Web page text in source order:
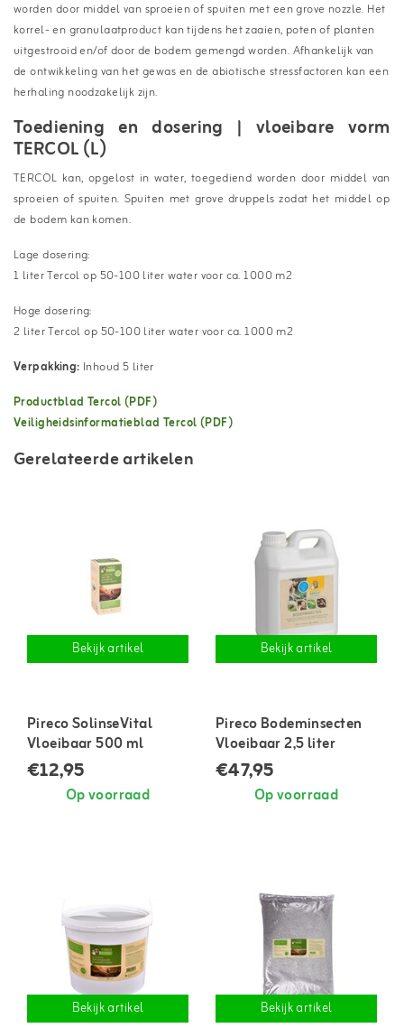
worden door middel van sproeien of spuiten met een grove nozzle. Het
korrel- en granulaatproduct kan tijdens het zaaien, poten of planten
uitgestrooid en/of door de bodem gemengd worden. Afhankelijk van
de ontwikkeling van het gewas en de abiotische stressfactoren kan een
herhaling noodzakelijk zijn.
Toediening en dosering | vloeibare vorm
TERCOL (L)
TERCOL kan, opgelost in water, toegediend worden door middel van
sproeien of spuiten. Spuiten met grove druppels zodat het middel op
de bodem kan komen.
Lage dosering:
1 liter Tercol op 50-100 liter water voor ca. 1000 m2
Hoge dosering:
2 liter Tercol op 50-100 liter water voor ca. 1000 m2
Verpakking: Inhoud 5 liter
Productblad Tercol (PDF)
Veiligheidsinformatieblad Tercol (PDF)
Gerelateerde artikelen
Bekijk artikel
Pireco SolinseVital
Vloeibaar 500 ml
€12,95
Op voorraad
Bekijk artikel
Pireco Bodeminsecten
Vloeibaar 2,5 liter
€47,95
Op voorraad
Bekijk artikel Bekijk artikel